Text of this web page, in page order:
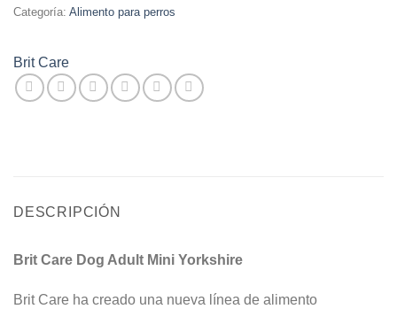
Categoría: Alimento para perros
Brit Care
DESCRIPCIÓN
Brit Care Dog Adult Mini Yorkshire
Brit Care ha creado una nueva línea de alimento